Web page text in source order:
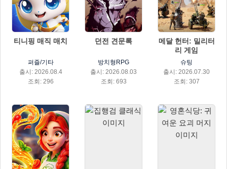
티니핑 매직 매치
퍼즐/기타
출시: 2026.08.4
조회: 296
던전 견문록
방치형RPG
출시: 2026.08.03
조회: 693
메달 헌터: 밀리터
리 게임
슈팅
출시: 2026.07.30
조회: 307